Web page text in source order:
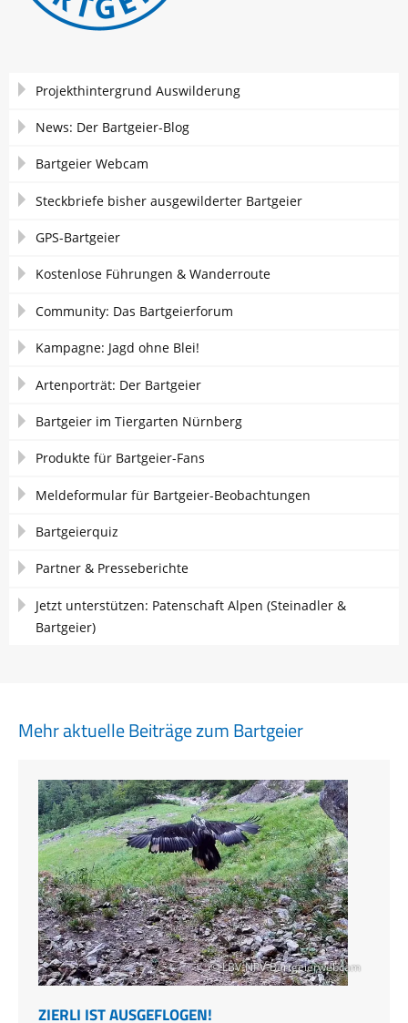
Navigation
Projekthintergrund Auswilderung
News: Der Bartgeier-Blog
Bartgeier Webcam
Steckbriefe bisher ausgewilderter Bartgeier
GPS-Bartgeier
Kostenlose Führungen & Wanderroute
Community: Das Bartgeierforum
Kampagne: Jagd ohne Blei!
Artenporträt: Der Bartgeier
Bartgeier im Tiergarten Nürnberg
Produkte für Bartgeier-Fans
Meldeformular für Bartgeier-Beobachtungen
Bartgeierquiz
Partner & Presseberichte
Jetzt unterstützen: Patenschaft Alpen (Steinadler &
Bartgeier)
Mehr aktuelle Beiträge zum Bartgeier
© LBV-NPV-Bartgeierwebcam
ZIERLI IST AUSGEFLOGEN!